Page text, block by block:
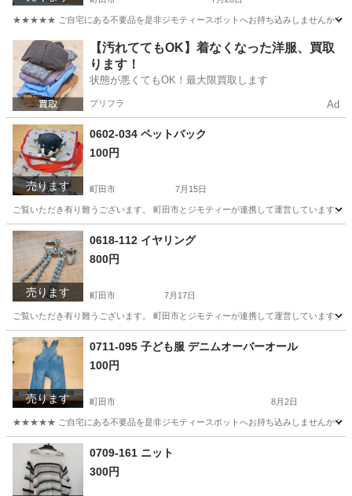
★★★★★ ご自宅にある不要品を是非ジモティースポットへお持ち込みしませんか？
東京 町田市 食器 現地
【汚れててもOK】着なくなった洋服、買取
ります！
状態が悪くてもOK！最大限買取します
プリフラ Ad
売ります
0602-034 ペットバック
100円
町田市 7月15日
ご覧いただき有り難うございます。 町田市とジモティーが連携して運営していま
東京 町田市 リユース
売ります
0618-112 イヤリング
800円
町田市 7月17日
ご覧いただき有り難うございます。 町田市とジモティーが連携して運営していま
東京 町田市 アクセサリー リユース
売ります
0711-095 子ども服 デニムオーバーオール
100円
町田市 8月2日
★★★★★ ご自宅にある不要品を是非ジモティースポットへお持ち込みしませんか？
東京 町田市 オーバーオール
0709-161 ニット
300円